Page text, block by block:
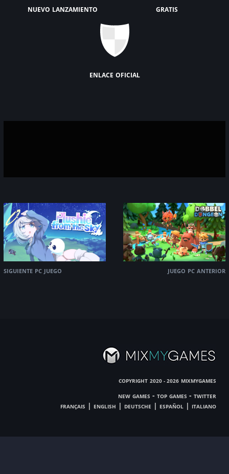
nuevo lanzamiento gratis
enlace oficial
siguiente pc juego juego pc anterior
copyright 2020 - 2026 mixmygames
new games - top games - twitter
français | english | deutsche | español | italiano